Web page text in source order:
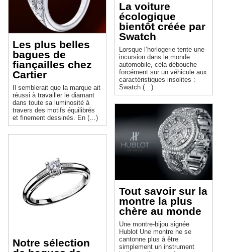
Les plus belles
bagues de
fiançailles chez
Cartier
Il semblerait que la marque ait
réussi à travailler le diamant
dans toute sa luminosité à
travers des motifs équilibrés
et finement dessinés. En (…)
Notre sélection
La voiture
écologique
bientôt créée par
Swatch
Lorsque l’horlogerie tente une
incursion dans le monde
automobile, cela débouche
forcément sur un véhicule aux
caractéristiques insolites :
Swatch (…)
Tout savoir sur la
montre la plus
chère au monde
Une montre-bijou signée
Hublot Une montre ne se
cantonne plus à être
simplement un instrument